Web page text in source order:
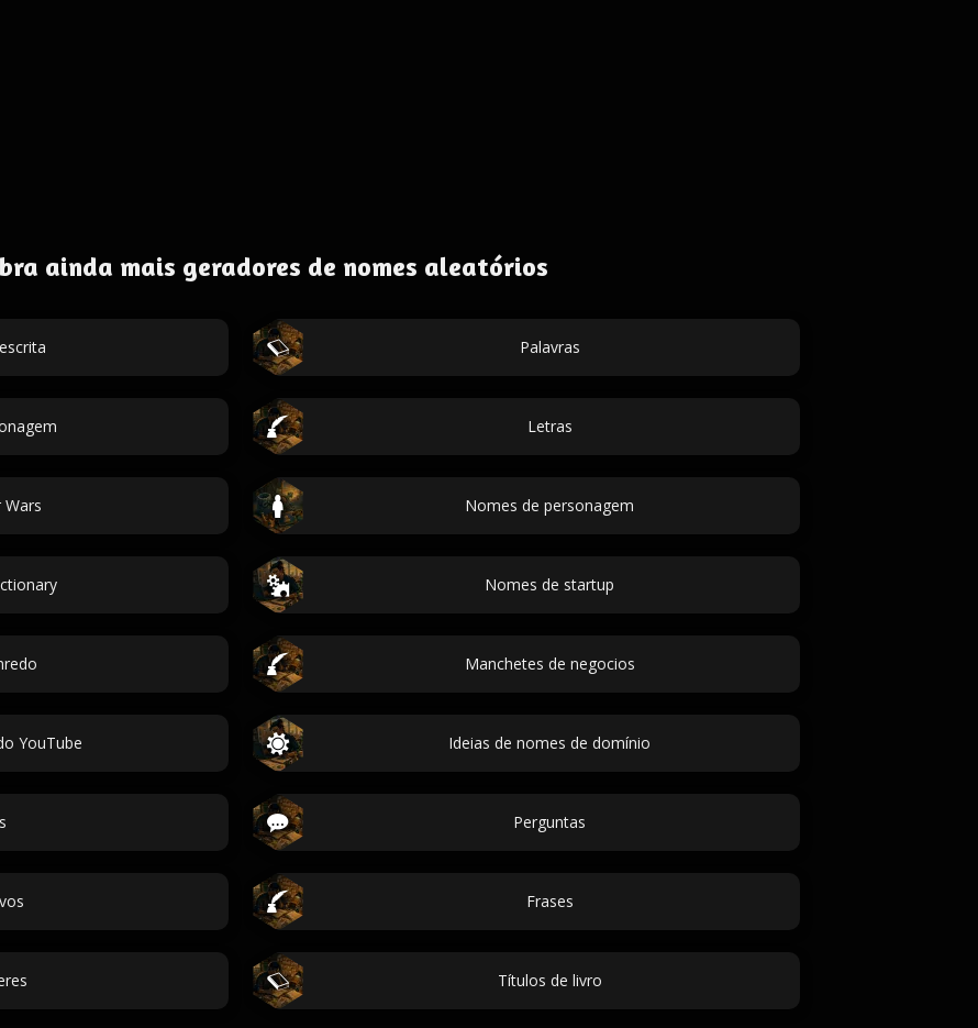
ainda mais geradores de nomes aleatórios
Palavras
Letras
Nomes de personagem
Nomes de startup
Manchetes de negocios
YouTube Ideias de nomes de domínio
Perguntas
Frases
Títulos de livro